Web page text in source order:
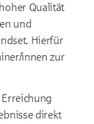
Qualität
und
Hierfür
innen zur
direkt